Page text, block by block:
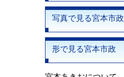
写真で見る宮本市政
形で見る宮本市政